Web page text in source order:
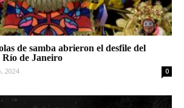
de samba abrieron el desfile del
de Janeiro
2024 0